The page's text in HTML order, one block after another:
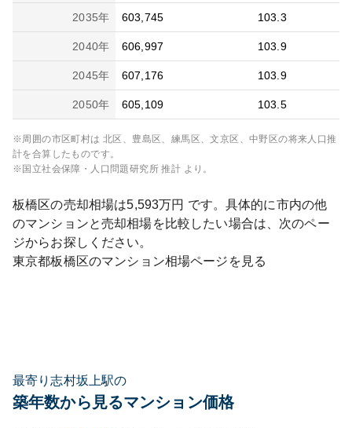
2035年 603,745 103.3
2040年 606,997 103.9
2045年 607,176 103.9
2050年 605,109 103.5
※周囲の市区町村は 北区、豊島区、練馬区、文京区、中野区の将来人口推
計を合算したものです。
※国立社会保障・人口問題研究所 推計 より。
板橋区の売却相場は5,593万円 です。具体的に市内の他
のマンションと売却相場を比較したい場合は、次のペー
ジからお探しください。
東京都板橋区のマンション相場ページを見る
最寄り志村坂上駅の
築年数から見るマンション価格